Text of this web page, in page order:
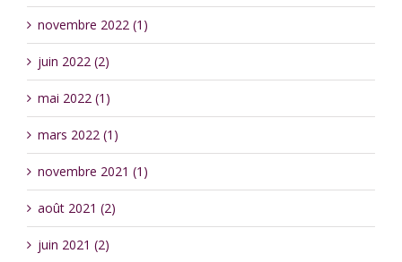
novembre 2022 (1)
juin 2022 (2)
mai 2022 (1)
mars 2022 (1)
novembre 2021 (1)
août 2021 (2)
juin 2021 (2)